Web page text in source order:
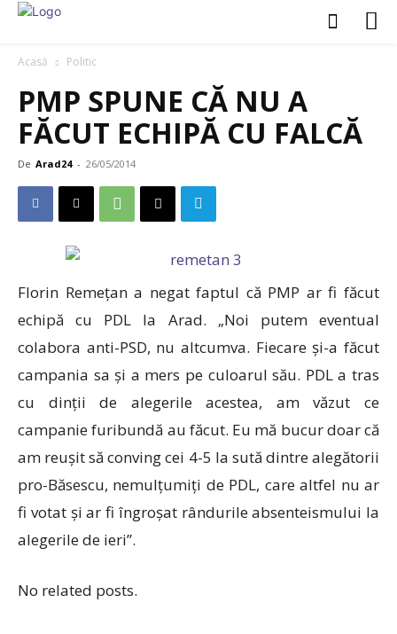
Acasă Politic
PMP SPUNE CĂ NU A
FĂCUT ECHIPĂ CU FALCĂ
De Arad24 - 26/05/2014
Florin Remețan a negat faptul că PMP ar fi făcut
echipă cu PDL la Arad. „Noi putem eventual
colabora anti-PSD, nu altcumva. Fiecare și-a făcut
campania sa și a mers pe culoarul său. PDL a tras
cu dinții de alegerile acestea, am văzut ce
campanie furibundă au făcut. Eu mă bucur doar că
am reușit să conving cei 4-5 la sută dintre alegătorii
pro-Băsescu, nemulțumiți de PDL, care altfel nu ar
fi votat și ar fi îngroșat rândurile absenteismului la
alegerile de ieri”.
No related posts.